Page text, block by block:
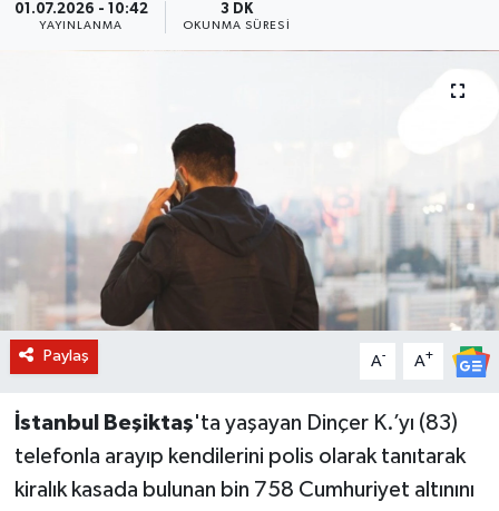
01.07.2026 - 10:42
YAYINLANMA
3 DK
OKUNMA SÜRESI
Paylaş A- A+
İstanbul Beşiktaş'ta yaşayan Dinçer K.’yı (83)
telefonla arayıp kendilerini polis olarak tanıtarak
kiralık kasada bulunan bin 758 Cumhuriyet altınını
BİLİM VE TEKNOLOJİ